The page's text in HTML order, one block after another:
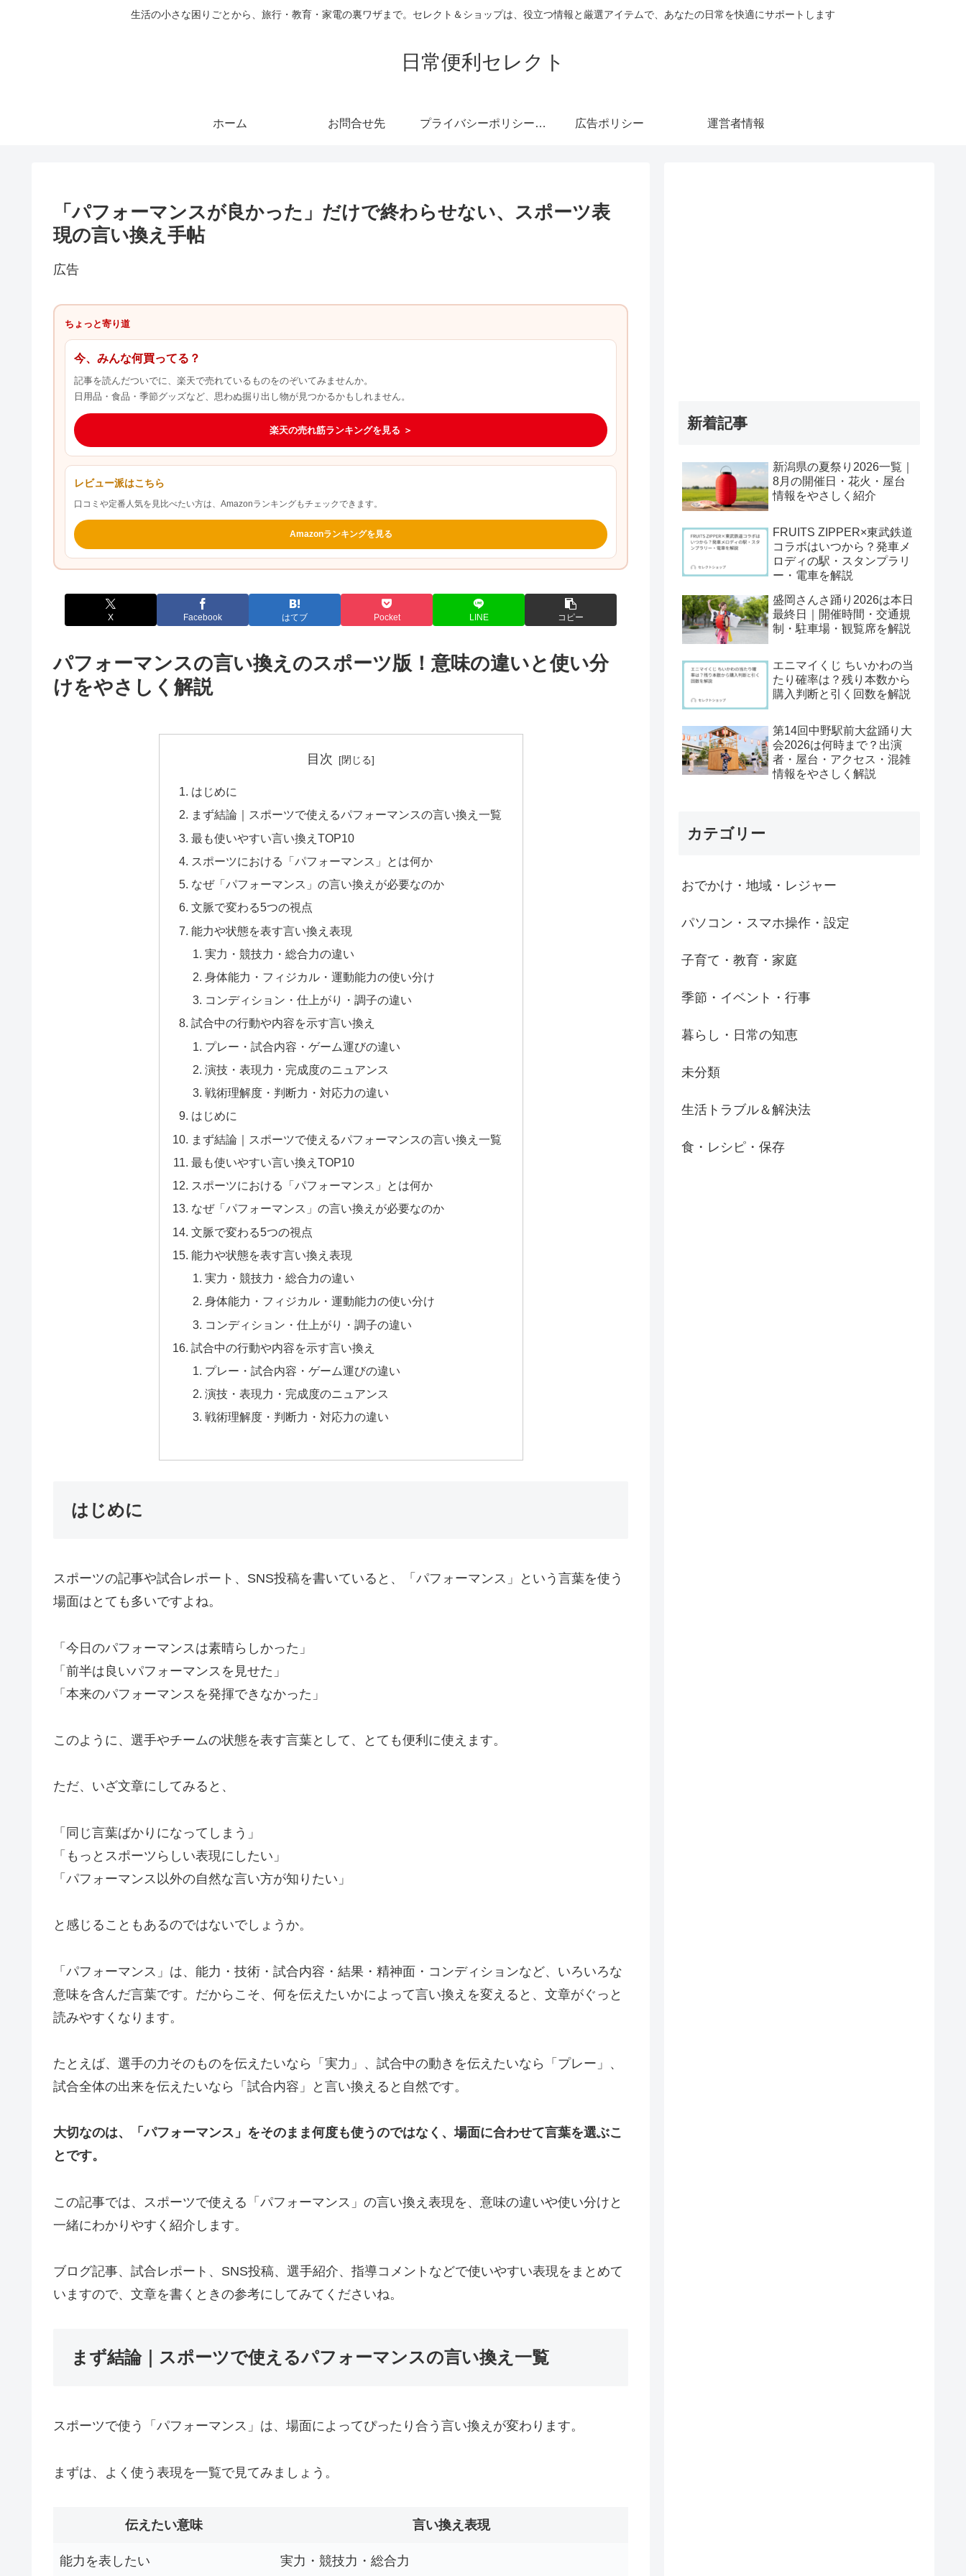
生活の小さな困りごとから、旅行・教育・家電の裏ワザまで。セレクト＆ショップは、役立つ情報と厳選アイテムで、あなたの日常を快適にサポートします
日常便利セレクト
ホーム お問合せ先 プライバシーポリシー・免責事項 広告ポリシー 運営者情報
「パフォーマンスが良かった」だけで終わらせない、スポーツ表
現の言い換え手帖
広告
ちょっと寄り道
今、みんな何買ってる？
記事を読んだついでに、楽天で売れているものをのぞいてみませんか。
日用品・食品・季節グッズなど、思わぬ掘り出し物が見つかるかもしれません。
楽天の売れ筋ランキングを見る ＞
レビュー派はこちら
口コミや定番人気を見比べたい方は、Amazonランキングもチェックできます。
Amazonランキングを見る
X Facebook はてブ Pocket LINE コピー
パフォーマンスの言い換えのスポーツ版！意味の違いと使い分
けをやさしく解説
目次
はじめに
まず結論｜スポーツで使えるパフォーマンスの言い換え一覧
最も使いやすい言い換えTOP10
スポーツにおける「パフォーマンス」とは何か
なぜ「パフォーマンス」の言い換えが必要なのか
文脈で変わる5つの視点
能力や状態を表す言い換え表現
実力・競技力・総合力の違い
身体能力・フィジカル・運動能力の使い分け
コンディション・仕上がり・調子の違い
試合中の行動や内容を示す言い換え
プレー・試合内容・ゲーム運びの違い
演技・表現力・完成度のニュアンス
戦術理解度・判断力・対応力の違い
はじめに
まず結論｜スポーツで使えるパフォーマンスの言い換え一覧
最も使いやすい言い換えTOP10
スポーツにおける「パフォーマンス」とは何か
なぜ「パフォーマンス」の言い換えが必要なのか
文脈で変わる5つの視点
能力や状態を表す言い換え表現
実力・競技力・総合力の違い
身体能力・フィジカル・運動能力の使い分け
コンディション・仕上がり・調子の違い
試合中の行動や内容を示す言い換え
プレー・試合内容・ゲーム運びの違い
演技・表現力・完成度のニュアンス
戦術理解度・判断力・対応力の違い
はじめに
スポーツの記事や試合レポート、SNS投稿を書いていると、「パフォーマンス」という言葉を使う
場面はとても多いですよね。
「今日のパフォーマンスは素晴らしかった」
「前半は良いパフォーマンスを見せた」
「本来のパフォーマンスを発揮できなかった」
このように、選手やチームの状態を表す言葉として、とても便利に使えます。
ただ、いざ文章にしてみると、
「同じ言葉ばかりになってしまう」
「もっとスポーツらしい表現にしたい」
「パフォーマンス以外の自然な言い方が知りたい」
と感じることもあるのではないでしょうか。
「パフォーマンス」は、能力・技術・試合内容・結果・精神面・コンディションなど、いろいろな
意味を含んだ言葉です。だからこそ、何を伝えたいかによって言い換えを変えると、文章がぐっと
読みやすくなります。
たとえば、選手の力そのものを伝えたいなら「実力」、試合中の動きを伝えたいなら「プレー」、
試合全体の出来を伝えたいなら「試合内容」と言い換えると自然です。
大切なのは、「パフォーマンス」をそのまま何度も使うのではなく、場面に合わせて言葉を選ぶこ
とです。
この記事では、スポーツで使える「パフォーマンス」の言い換え表現を、意味の違いや使い分けと
一緒にわかりやすく紹介します。
ブログ記事、試合レポート、SNS投稿、選手紹介、指導コメントなどで使いやすい表現をまとめて
いますので、文章を書くときの参考にしてみてくださいね。
まず結論｜スポーツで使えるパフォーマンスの言い換え一覧
スポーツで使う「パフォーマンス」は、場面によってぴったり合う言い換えが変わります。
まずは、よく使う表現を一覧で見てみましょう。
伝えたい意味 言い換え表現
能力を表したい 実力・競技力・総合力
新着記事
新潟県の夏祭り2026一覧｜
8月の開催日・花火・屋台
情報をやさしく紹介
FRUITS ZIPPER×東武鉄道
コラボはいつから？発車メ
ロディの駅・スタンプラリ
ー・電車を解説
盛岡さんさ踊り2026は本日
最終日｜開催時間・交通規
制・駐車場・観覧席を解説
エニマイくじ ちいかわの当
たり確率は？残り本数から
購入判断と引く回数を解説
第14回中野駅前大盆踊り大
会2026は何時まで？出演
者・屋台・アクセス・混雑
情報をやさしく解説
カテゴリー
おでかけ・地域・レジャー
パソコン・スマホ操作・設定
子育て・教育・家庭
季節・イベント・行事
暮らし・日常の知恵
未分類
生活トラブル＆解決法
食・レシピ・保存